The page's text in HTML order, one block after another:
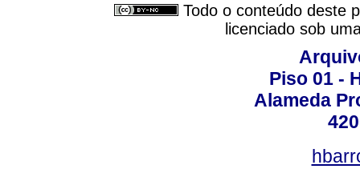
Todo o conteúdo deste
licenciado sob
Piso 01 -
Alameda